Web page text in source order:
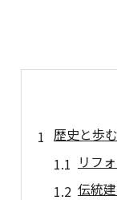
歴史と歩
リフ
伝統